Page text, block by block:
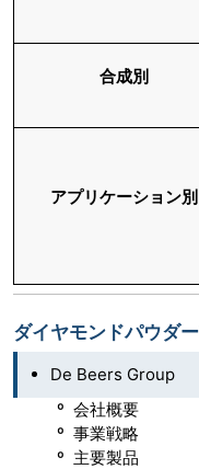
合成別
アプリケーション別
ダイヤモンドパウダ
De Beers Group
º 会社概要
º 事業戦略
º 主要製品